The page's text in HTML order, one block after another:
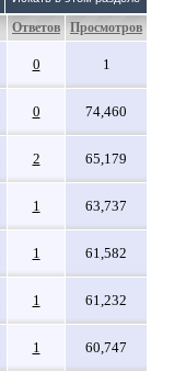
Ответов Просмотров
0 1
0 74,460
2 65,179
1 63,737
1 61,582
1 61,232
1 60,747